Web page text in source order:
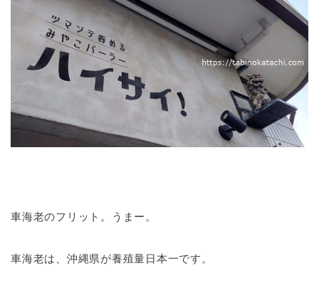
車海老のフリット。うまー。
車海老は、沖縄県が養殖量日本一です。